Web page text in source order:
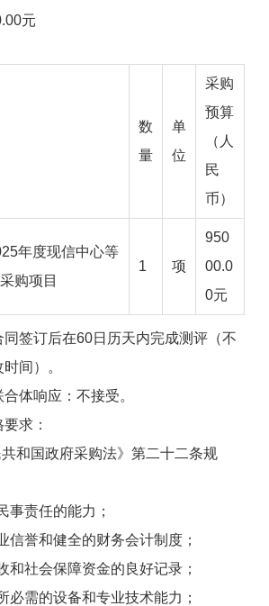
元
数
量
单
位
采购
预算
（人
民
币）
年度现信中心等
购项目
1 项
950
00.0
0元
签订后在60日历天内完成测评（不
间）。
体响应：不接受。
求：
和国政府采购法》第二十二条规
事责任的能力；
信誉和健全的财务会计制度；
和社会保障资金的良好记录；
必需的设备和专业技术能力；